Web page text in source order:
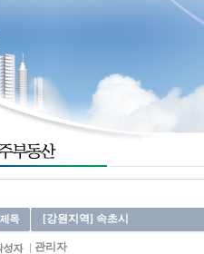
[강원지역] 속초시
관리자